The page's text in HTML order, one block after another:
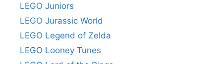
LEGO Juniors
LEGO Jurassic World
LEGO Legend of Zelda
LEGO Looney Tunes